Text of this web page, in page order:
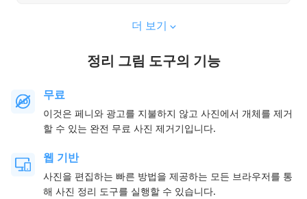
더 보기
정리 그림 도구의 기능
무료
이것은 페니와 광고를 지불하지 않고 사진에서 개체를 제거
할 수 있는 완전 무료 사진 제거기입니다.
웹 기반
사진을 편집하는 빠른 방법을 제공하는 모든 브라우저를 통
해 사진 정리 도구를 실행할 수 있습니다.